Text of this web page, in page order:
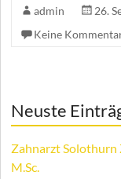
admin 26.
Keine
Neuste
Zahnarzt Solothurn
M.Sc.